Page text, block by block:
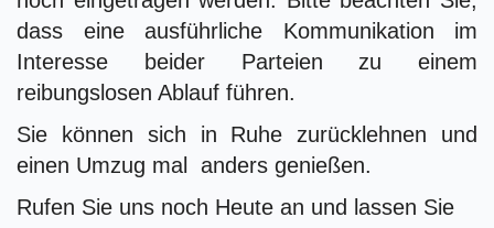
dass eine ausführliche Kommunikation im
Interesse beider Parteien zu einem
reibungslosen Ablauf führen.
Sie können sich in Ruhe zurücklehnen und
einen Umzug mal anders genießen.
Rufen Sie uns noch Heute an und lassen Sie